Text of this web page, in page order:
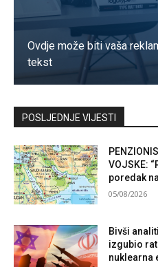
Ovdje može biti vaša
tekst
Kontaktirajte nas
POSLJEDNJE VIJESTI
VOJSKE:
poredak
05/08/2026
Bivši
izgubio
nuklearna